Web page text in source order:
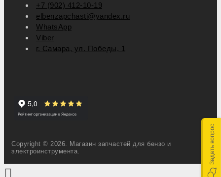
+7 (902) 412-10-19
elbenzapchasti@yandex.ru
WhatsApp
Viber
г. Самара, ул. Победы, 1
Copyright © 2026. Магазин запчастей для бензо и
электроинструмента.
Задать вопрос